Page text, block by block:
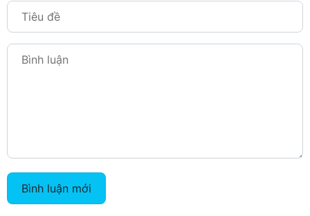
Bình luận mới